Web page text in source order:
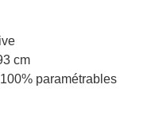
cm
paramétrables